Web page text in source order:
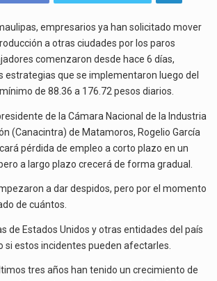
La inversión fija bruta en México registró un aumento de 1.1% interanual en mayo de…
SALARIO
PODRÍAN
PROVOCAR
LÍNEAS
PRODUCCIÓN
SE
MUEVAN
A
CIUDADES
empresarios ya han solicitado mover
a otras ciudades por los paros
comenzaron desde hace 6 días,
estrategias que se implementaron luego del
de 88.36 a 176.72 pesos diarios.
de la Cámara Nacional de la Industria
(Canacintra) de Matamoros, Rogelio García
pérdida de empleo a corto plazo en un
a largo plazo crecerá de forma gradual.
a dar despidos, pero por el momento
de cuántos.
de Estados Unidos y otras entidades del país
si estos incidentes pueden afectarles.
tres años han tenido un crecimiento de